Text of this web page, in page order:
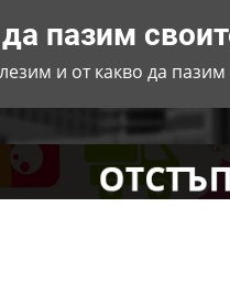
пазим
и от какво да